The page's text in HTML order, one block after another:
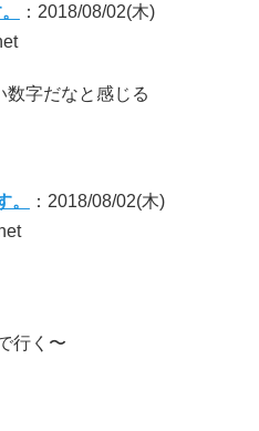
：2018/08/02(木)
数字だなと感じる
。
：2018/08/02(木)
行く〜